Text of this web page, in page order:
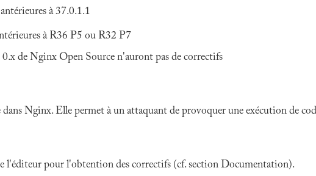
à 37.0.1.1
à R36 P5 ou R32 P7
de Nginx Open Source n'auront pas de correctifs
Nginx. Elle permet à un attaquant de provoquer une exécution de
l'éditeur pour l'obtention des correctifs (cf. section Documentation).